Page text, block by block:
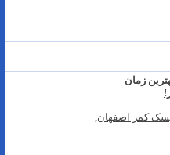
زمان
کمر اصفهان,